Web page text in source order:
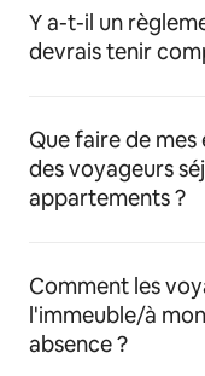
Y a-t-il un
devrais tenir
Que faire de
des voyageurs
appartements ?
Comment les
l'immeuble/à
absence ?